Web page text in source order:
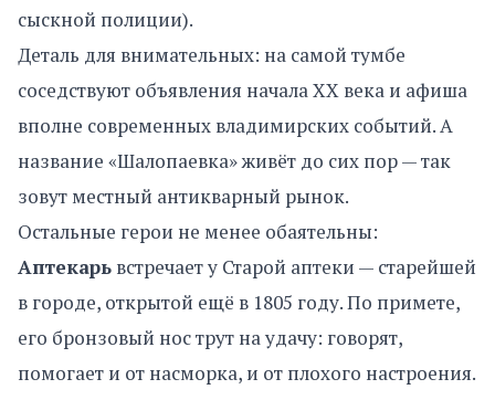
сыскной полиции).
Деталь для внимательных: на самой тумбе
соседствуют объявления начала XX века и афиша
вполне современных владимирских событий. А
название «Шалопаевка» живёт до сих пор — так
зовут местный антикварный рынок.
Остальные герои не менее обаятельны:
Аптекарь встречает у Старой аптеки — старейшей
в городе, открытой ещё в 1805 году. По примете,
его бронзовый нос трут на удачу: говорят,
помогает и от насморка, и от плохого настроения.